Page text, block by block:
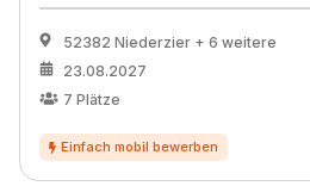
52382 Niederzier + 6 weitere
23.08.2027
7 Plätze